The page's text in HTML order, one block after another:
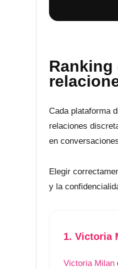
Cada plataforma
relaciones
en
Elegir
y la
1. Victoria
Victoria Milan